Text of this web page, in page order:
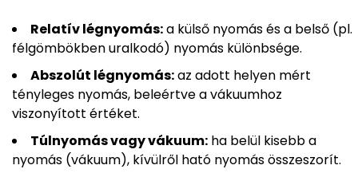
Relatív légnyomás:a külső nyomás és a belső (pl.
félgömbökben uralkodó) nyomás különbsége.
Abszolút légnyomás:az adott helyen mért
tényleges nyomás, beleértve a vákuumhoz
viszonyított értéket.
Túlnyomás vagy vákuum: ha belül kisebb a
nyomás (vákuum), kívülről ható nyomás összeszorít.